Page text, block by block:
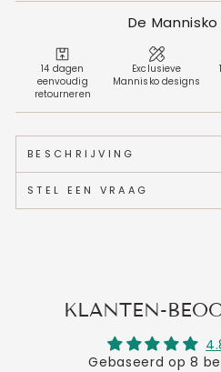
De
14 dagen
eenvoudig
retourneren
Exclusieve
Mannisko designs
BESCHRIJVING
STEL EEN VRAAG
KLANTEN-
Gebaseerd op 8